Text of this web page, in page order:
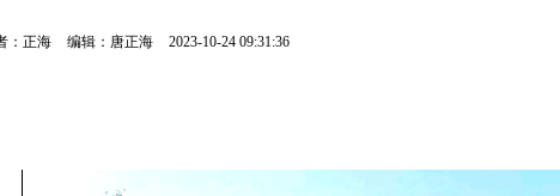
：正海 编辑：唐正海 2023-10-24 09:31:36